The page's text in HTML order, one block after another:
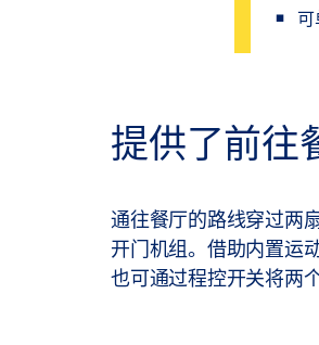
可
提供了前往
通往餐厅的路线穿过两
开门机组。借助内置运
也可通过程控开关将两